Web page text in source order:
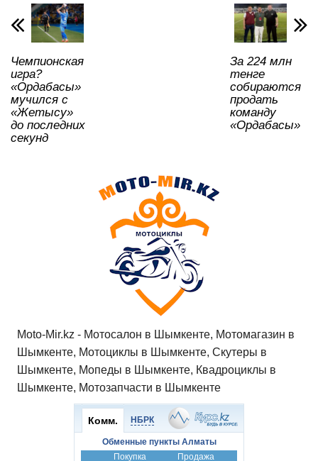
p
o
k
ть
Чемпионская
игра?
«Ордабасы»
мучился с
«Жетысу»
до последних
секунд
За 224 млн
тенге
собираются
продать
команду
«Ордабасы»
Moto-Mir.kz - Мотосалон в Шымкенте, Мотомагазин в
Шымкенте, Мотоциклы в Шымкенте, Скутеры в
Шымкенте, Мопеды в Шымкенте, Квадроциклы в
Шымкенте, Мотозапчасти в Шымкенте